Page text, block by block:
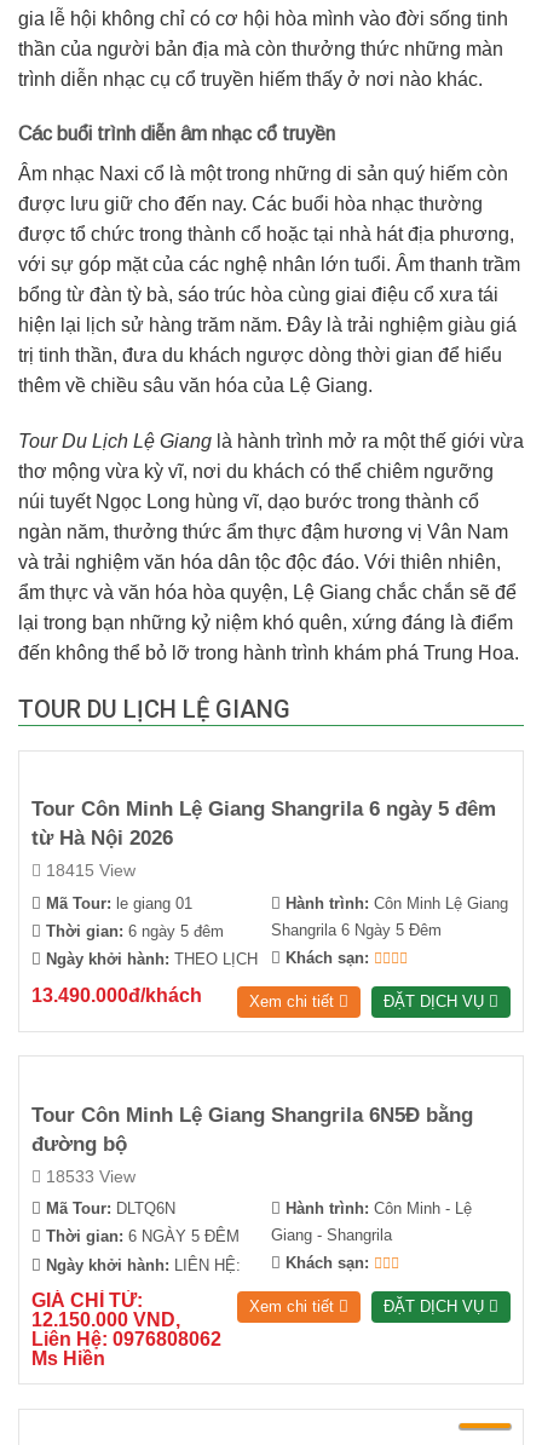
gia lễ hội không chỉ có cơ hội hòa mình vào đời sống tinh
thần của người bản địa mà còn thưởng thức những màn
trình diễn nhạc cụ cổ truyền hiếm thấy ở nơi nào khác.
Các buổi trình diễn âm nhạc cổ truyền
Âm nhạc Naxi cổ là một trong những di sản quý hiếm còn
được lưu giữ cho đến nay. Các buổi hòa nhạc thường
được tổ chức trong thành cổ hoặc tại nhà hát địa phương,
với sự góp mặt của các nghệ nhân lớn tuổi. Âm thanh trầm
bổng từ đàn tỳ bà, sáo trúc hòa cùng giai điệu cổ xưa tái
hiện lại lịch sử hàng trăm năm. Đây là trải nghiệm giàu giá
trị tinh thần, đưa du khách ngược dòng thời gian để hiểu
thêm về chiều sâu văn hóa của Lệ Giang.
Tour Du Lịch Lệ Giang là hành trình mở ra một thế giới vừa
thơ mộng vừa kỳ vĩ, nơi du khách có thể chiêm ngưỡng
núi tuyết Ngọc Long hùng vĩ, dạo bước trong thành cổ
ngàn năm, thưởng thức ẩm thực đậm hương vị Vân Nam
và trải nghiệm văn hóa dân tộc độc đáo. Với thiên nhiên,
ẩm thực và văn hóa hòa quyện, Lệ Giang chắc chắn sẽ để
lại trong bạn những kỷ niệm khó quên, xứng đáng là điểm
đến không thể bỏ lỡ trong hành trình khám phá Trung Hoa.
TOUR DU LỊCH LỆ GIANG
Tour Côn Minh Lệ Giang Shangrila 6 ngày 5 đêm
từ Hà Nội 2026
18415 View
Mã Tour: le giang 01
Thời gian: 6 ngày 5 đêm
Ngày khởi hành: THEO LỊCH
Hành trình: Côn Minh Lệ Giang
Shangrila 6 Ngày 5 Đêm
Khách sạn:
13.490.000đ/khách Xem chi tiết ĐẶT DỊCH VỤ
Tour Côn Minh Lệ Giang Shangrila 6N5Đ bằng
đường bộ
18533 View
Mã Tour: DLTQ6N
Thời gian: 6 NGÀY 5 ĐÊM
Ngày khởi hành: LIÊN HỆ:
Hành trình: Côn Minh - Lệ
Giang - Shangrila
Khách sạn:
GIÁ CHỈ TỪ:
12.150.000 VND,
Liên Hệ: 0976808062
Ms Hiền
Xem chi tiết ĐẶT DỊCH VỤ